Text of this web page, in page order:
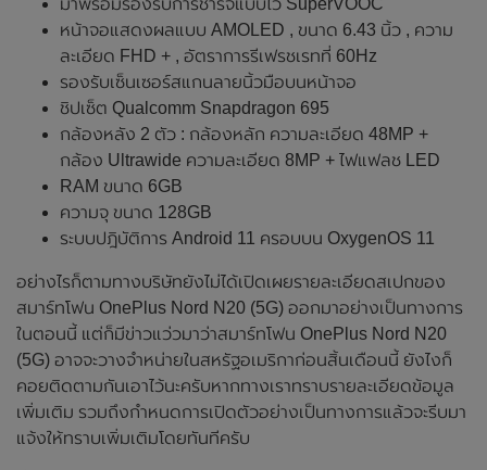
หน้าจอแสดงผลแบบ AMOLED , ขนาด 6.43 นิ้ว , ความ
ละเอียด FHD + , อัตราการรีเฟรชเรทที่ 60Hz
รองรับเซ็นเซอร์สแกนลายนิ้วมือบนหน้าจอ
ชิปเซ็ต Qualcomm Snapdragon 695
กล้องหลัง 2 ตัว : กล้องหลัก ความละเอียด 48MP +
กล้อง Ultrawide ความละเอียด 8MP + ไฟแฟลช LED
RAM ขนาด 6GB
ความจุ ขนาด 128GB
ระบบปฎิบัติการ Android 11 ครอบบน OxygenOS 11
อย่างไรก็ตามทางบริษัทยังไม่ได้เปิดเผยรายละเอียดสเปกของ
สมาร์ทโฟน OnePlus Nord N20 (5G) ออกมาอย่างเป็นทางการ
ในตอนนี้ แต่ก็มีข่าวแว่วมาว่าสมาร์ทโฟน OnePlus Nord N20
(5G) อาจจะวางจำหน่ายในสหรัฐอเมริกาก่อนสิ้นเดือนนี้ ยังไงก็
คอยติดตามกันเอาไว้นะครับหากทางเราทราบรายละเอียดข้อมูล
เพิ่มเติม รวมถึงกำหนดการเปิดตัวอย่างเป็นทางการแล้วจะรีบมา
แจ้งให้ทราบเพิ่มเติมโดยทันทีครับ